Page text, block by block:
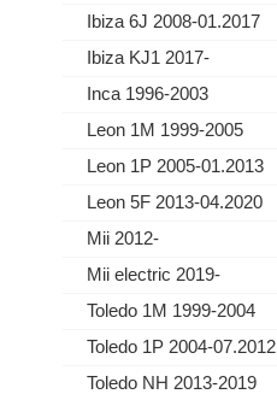
Ibiza 6J 2008-01.2017
Ibiza KJ1 2017-
Inca 1996-2003
Leon 1M 1999-2005
Leon 1P 2005-01.2013
Leon 5F 2013-04.2020
Mii 2012-
Mii electric 2019-
Toledo 1M 1999-2004
Toledo 1P 2004-07.2012
Toledo NH 2013-2019